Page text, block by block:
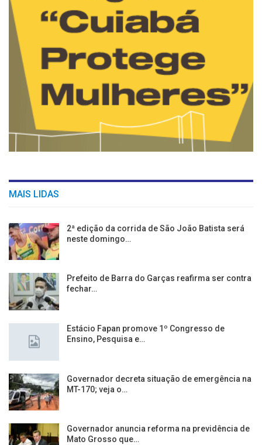
MAIS LIDAS
2ª edição da corrida de São João Batista será
neste domingo…
Prefeito de Barra do Garças reafirma ser contra
fechar…
Estácio Fapan promove 1º Congresso de
Ensino, Pesquisa e…
Governador decreta situação de emergência na
MT-170; veja o…
Governador anuncia reforma na previdência de
Mato Grosso que…